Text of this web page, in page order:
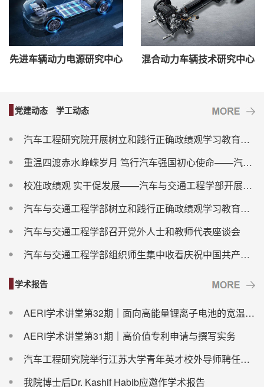
先进车辆动力电源研究中心 混合动力车辆技术研究中心
党建动态 学工动态
汽车工程研究院开展树立和践行正确政绩观学习教育专题党课
重温四渡赤水峥嵘岁月 笃行汽车强国初心使命——汽车工程研究院组织师生党员开展红色主题观影活动
校准政绩观 实干促发展——汽车与交通工程学部开展树立和践行正确政绩观学习教育专题党课
汽车与交通工程学部树立和践行正确政绩观学习教育专题党课举行
汽车与交通工程学部召开党外人士和教师代表座谈会
汽车与交通工程学部组织师生集中收看庆祝中国共产党成立105周年大会盛况
学术报告
AERI学术讲堂第32期｜面向高能量锂离子电池的宽温域电解液设计
AERI学术讲堂第31期｜高价值专利申请与撰写实务
汽车工程研究院举行江苏大学青年英才校外导师聘任仪式暨学术报告会
我院博士后Dr. Kashif Habib应邀作学术报告